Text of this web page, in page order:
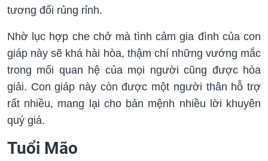
tương đối rủng rỉnh.
Nhờ lục hợp che chở mà tình cảm gia đình của con
giáp này sẽ khá hài hòa, thậm chí những vướng mắc
trong mối quan hệ của mọi người cũng được hòa
giải. Con giáp này còn được một người thân hỗ trợ
rất nhiều, mang lại cho bản mệnh nhiều lời khuyên
quý giá.
Tuổi Mão